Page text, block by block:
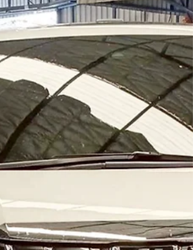
รั่วซึม 4.โอริงวีเทค รั่วซึม 5.ยางกันโคลงหน้า
หลวม...